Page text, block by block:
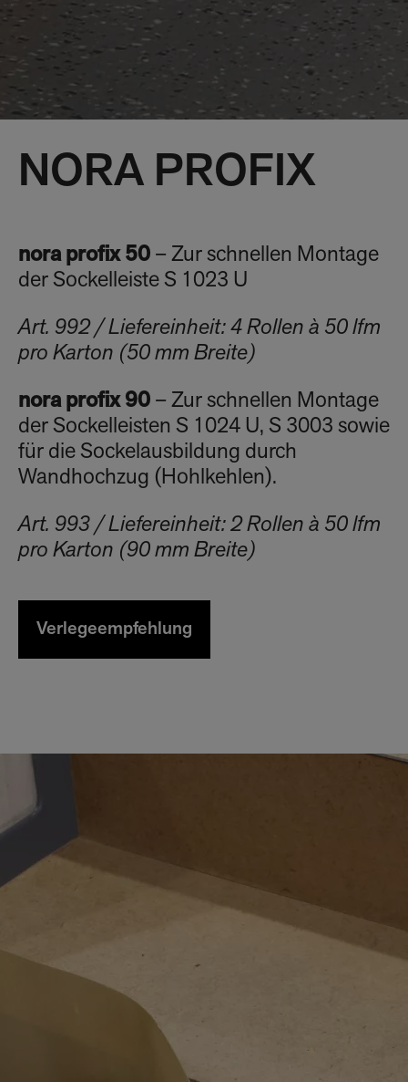
NORA PROFIX
nora profix 50 – Zur schnellen Montage
der Sockelleiste S 1023 U
Art. 992 / Liefereinheit: 4 Rollen à 50 lfm
pro Karton (50 mm Breite)
nora profix 90 – Zur schnellen Montage
der Sockelleisten S 1024 U, S 3003 sowie
für die Sockelausbildung durch
Wandhochzug (Hohlkehlen).
Art. 993 / Liefereinheit: 2 Rollen à 50 lfm
pro Karton (90 mm Breite)
Verlegeempfehlung